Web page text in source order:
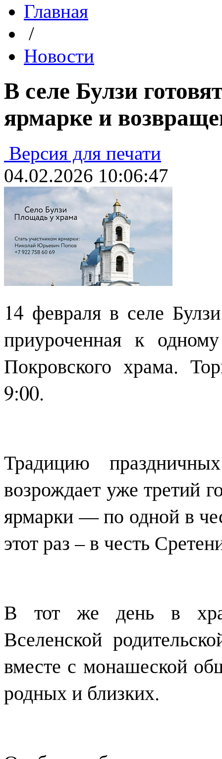
Главная
/
Новости
В селе Булзи
ярмарке и
Версия для печати
04.02.2026 10:06:47
14 февраля в селе
приуроченная к
Покровского храма.
9:00.
Традицию
возрождает уже третий
ярмарки — по одной в
этот раз – в честь
В тот же день в
Вселенской
вместе с монашеской
родных и близких.